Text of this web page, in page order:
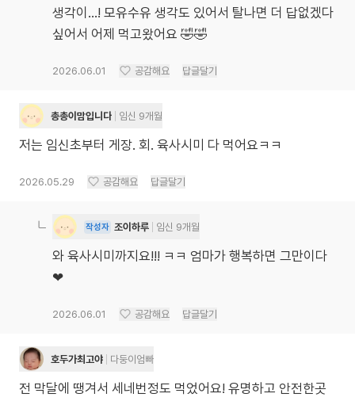
생각이...! 모유수유 생각도 있어서 탈나면 더 답없겠다
싶어서 어제 먹고왔어요 🤣🤣
2026.06.01 공감해요 답글달기
총총이맘입니다 임신 9개월
저는 임신초부터 게장. 회. 육사시미 다 먹어요ㅋㅋ
2026.05.29 공감해요 답글달기
작성자 조이하루 임신 9개월
와 육사시미까지요!!! ㅋㅋ 엄마가 행복하면 그만이다
❤
2026.06.01 공감해요 답글달기
호두가최고야 다둥이엄빠
전 막달에 땡겨서 세네번정도 먹었어요! 유명하고 안전한곳